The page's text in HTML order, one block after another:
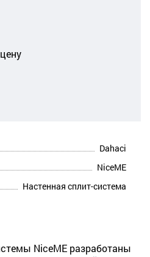
Dahaci
NiceME
Настенная сплит-система
NiceME разработаны